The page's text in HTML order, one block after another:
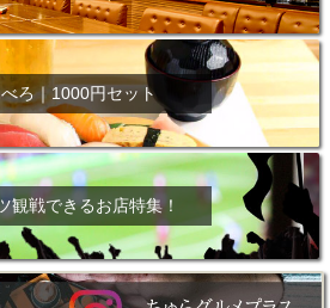
ろ｜1000円セット
観戦できるお店特集！